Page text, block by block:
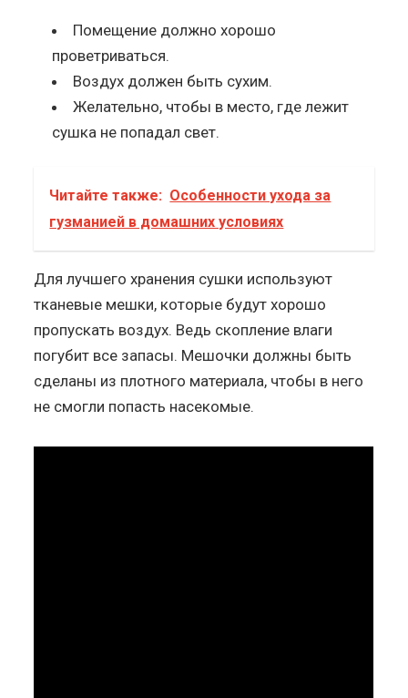
Помещение должно хорошо
проветриваться.
Воздух должен быть сухим.
Желательно, чтобы в место, где лежит
сушка не попадал свет.
Читайте также: Особенности ухода за
гузманией в домашних условиях
Для лучшего хранения сушки используют
тканевые мешки, которые будут хорошо
пропускать воздух. Ведь скопление влаги
погубит все запасы. Мешочки должны быть
сделаны из плотного материала, чтобы в него
не смогли попасть насекомые.